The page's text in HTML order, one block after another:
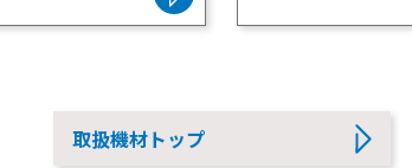
取扱機材トップ